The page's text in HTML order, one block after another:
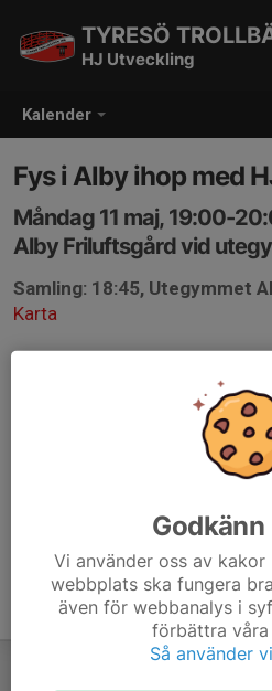
Kalender
TYRESÖ
HJ Utveckling
Fys i Alby ihop med
Måndag 11 maj, 19:00-
Alby Friluftsgård vid
Samling: 18:45, Utegymmet
Karta
Vi använder oss av
webbplats ska fungera
även för webbanalys i
förbättra våra
Så använder